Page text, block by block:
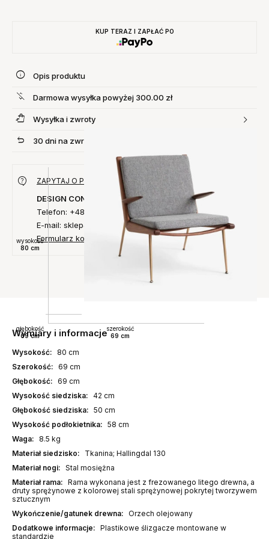
KUP TERAZ I ZAPŁAĆ PO
Opis produktu
Darmowa wysyłka powyżej 300.00 zł
Wysyłka i zwroty
30 dni na zwrot produktu
ZAPYTAJ O PRODUKT
DESIGN CONCEPT
Telefon: +48 735 027 014
E-mail: sklep@designconcept.pl
Formularz kontaktowy
Wymiary i informacje
wysokość
80 cm
szerokość
69 cm
głębokość
69 cm
Wysokość:
80 cm
Szerokość: 69 cm
Głębokość: 69 cm
Wysokość siedziska: 42 cm
Głębokość siedziska: 50 cm
Wysokość podłokietnika: 58 cm
Waga:
8.5 kg
Materiał siedzisko:
Tkanina; Hallingdal 130
Materiał nogi: Stal mosiężna
Materiał rama: Rama wykonana jest z frezowanego litego drewna, a
druty sprężynowe z kolorowej stali sprężynowej pokrytej tworzywem
sztucznym
Wykończenie/gatunek drewna: Orzech olejowany
Dodatkowe informacje: Plastikowe ślizgacze montowane w
standardzie